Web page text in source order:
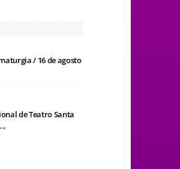
/ 16 de agosto
de Teatro Santa